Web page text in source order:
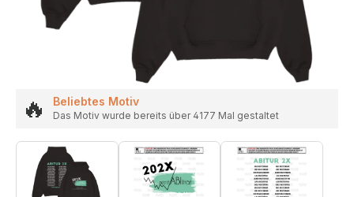
🔥 Beliebtes Motiv
Das Motiv wurde bereits über 4177 Mal gestaltet